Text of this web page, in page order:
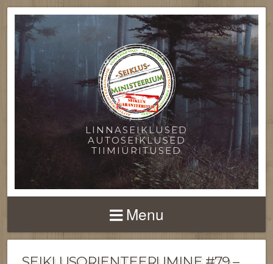
LINNASEIKLUSED
AUTOSEIKLUSED
TIIMIÜRITUSED
Menu